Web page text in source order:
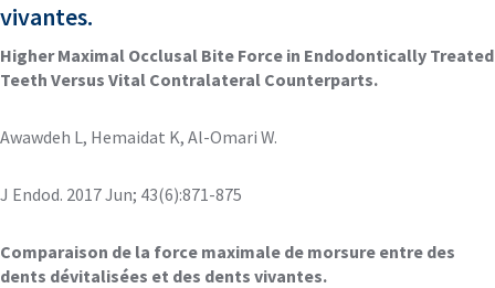
vivantes.
Higher Maximal Occlusal Bite Force in Endodontically Treated
Teeth Versus Vital Contralateral Counterparts.
Awawdeh L, Hemaidat K, Al-Omari W.
J Endod. 2017 Jun; 43(6):871-875
Comparaison de la force maximale de morsure entre des
dents dévitalisées et des dents vivantes.